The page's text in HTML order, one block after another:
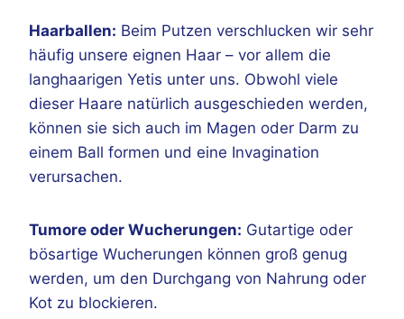
Haarballen: Beim Putzen verschlucken wir sehr
häufig unsere eignen Haar – vor allem die
langhaarigen Yetis unter uns. Obwohl viele
dieser Haare natürlich ausgeschieden werden,
können sie sich auch im Magen oder Darm zu
einem Ball formen und eine Invagination
verursachen.
Tumore oder Wucherungen: Gutartige oder
bösartige Wucherungen können groß genug
werden, um den Durchgang von Nahrung oder
Kot zu blockieren.